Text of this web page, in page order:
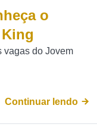
o
vagas do Jovem
Continuar lendo